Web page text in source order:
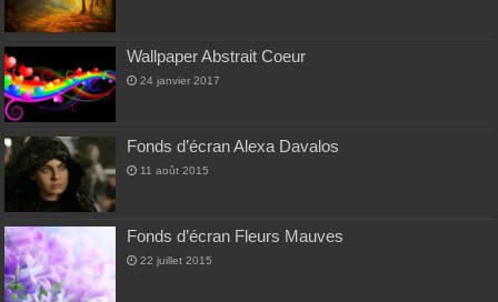
Wallpaper Abstrait Coeur
24 janvier 2017
Fonds d’écran Alexa Davalos
11 août 2015
Fonds d’écran Fleurs Mauves
22 juillet 2015